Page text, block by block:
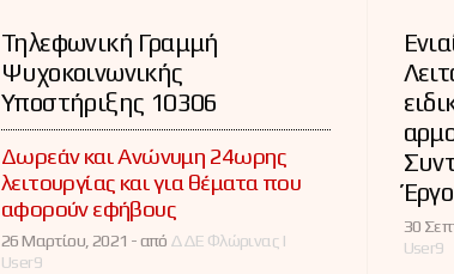
Τηλεφωνική Γραμμή
Ψυχοκοινωνικής
Υποστήριξης 10306
Δωρεάν και Ανώνυμη 24ωρης
λειτουργίας και για θέματα που
αφορούν εφήβους
26 Μαρτίου, 2021 -από ΔΔΕ Φλώρινας |
User9
30
User9